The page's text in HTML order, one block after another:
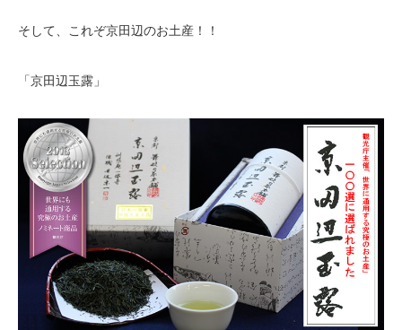
そして、これぞ京田辺のお土産！！
「京田辺玉露」